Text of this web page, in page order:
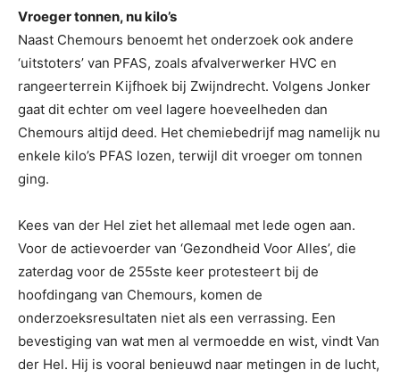
Vroeger tonnen, nu kilo’s
Naast Chemours benoemt het onderzoek ook andere
‘uitstoters’ van PFAS, zoals afvalverwerker HVC en
rangeerterrein Kijfhoek bij Zwijndrecht. Volgens Jonker
gaat dit echter om veel lagere hoeveelheden dan
Chemours altijd deed. Het chemiebedrijf mag namelijk nu
enkele kilo’s PFAS lozen, terwijl dit vroeger om tonnen
ging.
Kees van der Hel ziet het allemaal met lede ogen aan.
Voor de actievoerder van ‘Gezondheid Voor Alles’, die
zaterdag voor de 255ste keer protesteert bij de
hoofdingang van Chemours, komen de
onderzoeksresultaten niet als een verrassing. Een
bevestiging van wat men al vermoedde en wist, vindt Van
der Hel. Hij is vooral benieuwd naar metingen in de lucht,